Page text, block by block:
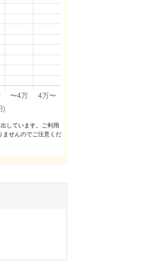
しています。ご利⽤
ませんのでご注意くだ